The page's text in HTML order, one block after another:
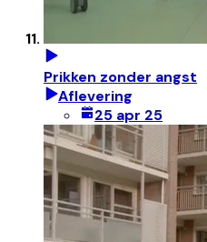
Prikken zonder angst
Aflevering
25 apr 25